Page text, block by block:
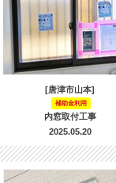
[唐津市山本]
補助金利用
内窓取付工事
2025.05.20